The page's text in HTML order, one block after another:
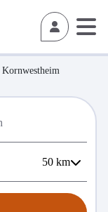
Kornwestheim
50 km